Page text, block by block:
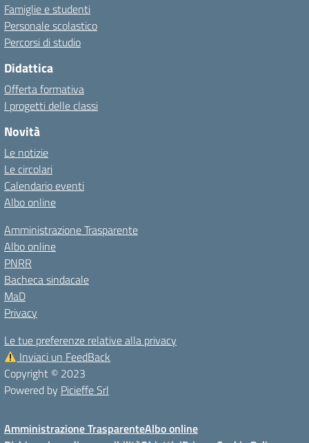
Famiglie e studenti
Personale scolastico
Percorsi di studio
Didattica
Offerta formativa
I progetti delle classi
Novità
Le notizie
Le circolari
Calendario eventi
Albo online
Amministrazione Trasparente
Albo online
PNRR
Bacheca sindacale
MaD
Privacy
Le tue preferenze relative alla privacy
Inviaci un FeedBack
Copyright © 2023
Powered by Picieffe Srl
Amministrazione TrasparenteAlbo online